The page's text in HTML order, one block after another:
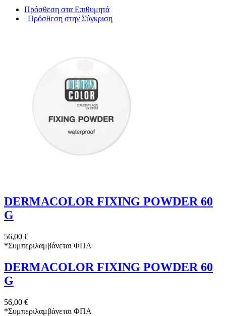
Πρόσθεση στα Επιθυμητά
| Πρόσθεση στην Σύγκριση
DERMACOLOR FIXING POWDER 60
G
56,00 €
*Συμπεριλαμβάνεται ΦΠΑ
DERMACOLOR FIXING POWDER 60
G
56,00 €
*Συμπεριλαμβάνεται ΦΠΑ